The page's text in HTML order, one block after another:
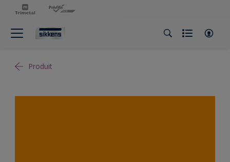
Produit